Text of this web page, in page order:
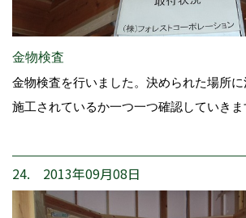
金物検査
金物検査を行いました。決められた場所
施工されているか一つ一つ確認していきま
24. 2013年09月08日